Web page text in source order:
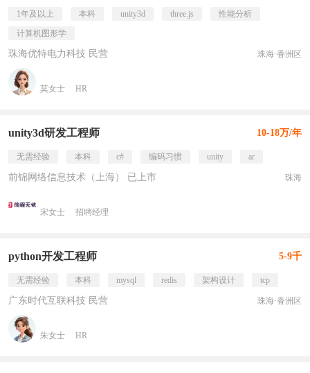
1年及以上 本科 unity3d three.js
性能分析
计算机图形学
珠海优特电力科技 民营 珠海·香洲区
莫女士 HR
unity3d研发工程师 10-18万/年
无需经验 本科 c# 编码习惯 unity ar
前锦网络信息技术（上海） 已上市 珠海
宋女士 招聘经理
python开发工程师 5-9千
无需经验 本科 mysql redis 架构设计 tcp
广东时代互联科技 民营 珠海·香洲区
朱女士 HR